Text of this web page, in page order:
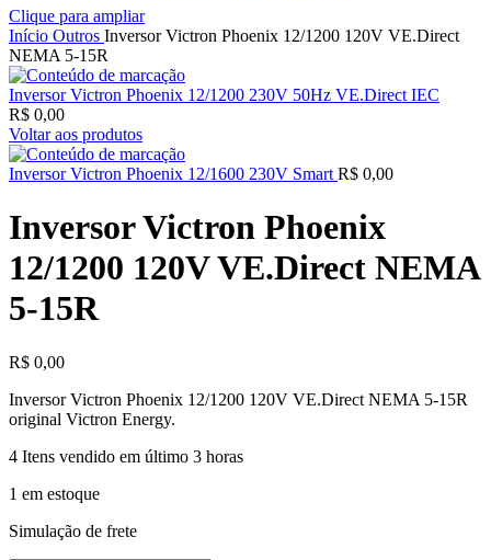
Clique para ampliar
Início Outros Inversor Victron Phoenix 12/1200 120V VE.Direct
NEMA 5-15R
Inversor Victron Phoenix 12/1200 230V 50Hz VE.Direct IEC
R$ 0,00
Voltar aos produtos
Inversor Victron Phoenix 12/1600 230V Smart R$ 0,00
Inversor Victron Phoenix
12/1200 120V VE.Direct NEMA
5-15R
R$ 0,00
Inversor Victron Phoenix 12/1200 120V VE.Direct NEMA 5-15R
original Victron Energy.
4 Itens vendido em último 3 horas
1 em estoque
Simulação de frete